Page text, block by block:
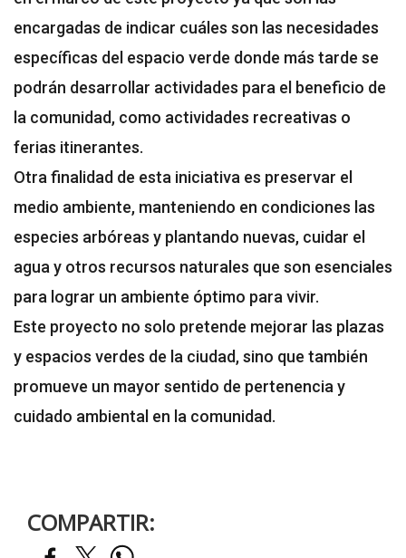
encargadas de indicar cuáles son las necesidades
específicas del espacio verde donde más tarde se
podrán desarrollar actividades para el beneficio de
la comunidad, como actividades recreativas o
ferias itinerantes.
Otra finalidad de esta iniciativa es preservar el
medio ambiente, manteniendo en condiciones las
especies arbóreas y plantando nuevas, cuidar el
agua y otros recursos naturales que son esenciales
para lograr un ambiente óptimo para vivir.
Este proyecto no solo pretende mejorar las plazas
y espacios verdes de la ciudad, sino que también
promueve un mayor sentido de pertenencia y
cuidado ambiental en la comunidad.
COMPARTIR: